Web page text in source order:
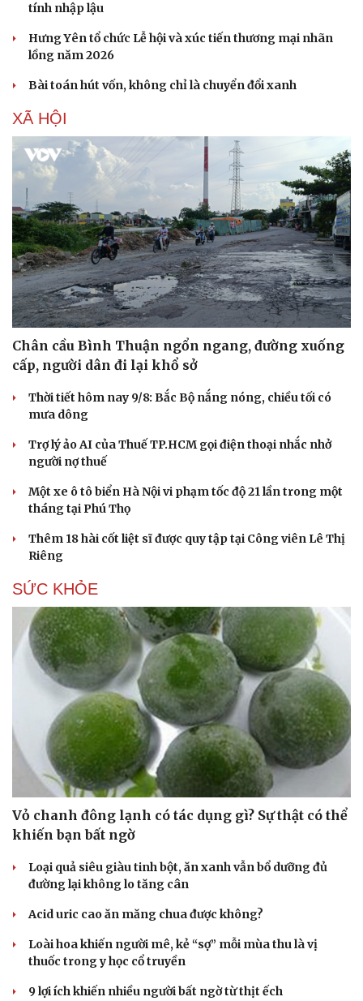
Du lịch
Tư vấn
Săn Tour
Podcast
Câu chuyện thời sự
Đọc truyện đêm khuya
Cửa sổ tình yêu
Kể chuyện cho bé
Hạt giống tâm hồn
tính nhập lậu
Hưng Yên tổ chức Lễ hội và xúc tiến thương mại nhãn
lồng năm 2026
Bài toán hút vốn, không chỉ là chuyển đổi xanh
XÃ HỘI
Chân cầu Bình Thuận ngổn ngang, đường xuống
cấp, người dân đi lại khổ sở
Thời tiết hôm nay 9/8: Bắc Bộ nắng nóng, chiều tối có
mưa dông
Trợ lý ảo AI của Thuế TP.HCM gọi điện thoại nhắc nhở
người nợ thuế
Một xe ô tô biển Hà Nội vi phạm tốc độ 21 lần trong một
tháng tại Phú Thọ
Thêm 18 hài cốt liệt sĩ được quy tập tại Công viên Lê Thị
Riêng
SỨC KHỎE
Vỏ chanh đông lạnh có tác dụng gì? Sự thật có thể
khiến bạn bất ngờ
Loại quả siêu giàu tinh bột, ăn xanh vẫn bổ dưỡng đủ
đường lại không lo tăng cân
Acid uric cao ăn măng chua được không?
Loài hoa khiến người mê, kẻ “sợ” mỗi mùa thu là vị
thuốc trong y học cổ truyền
9 lợi ích khiến nhiều người bất ngờ từ thịt ếch